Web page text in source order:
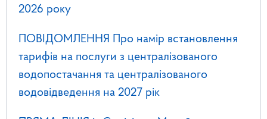
2026 року
ПОВІДОМЛЕННЯ Про намір встановлення
тарифів на послуги з централізованого
водопостачання та централізованого
водовідведення на 2027 рік